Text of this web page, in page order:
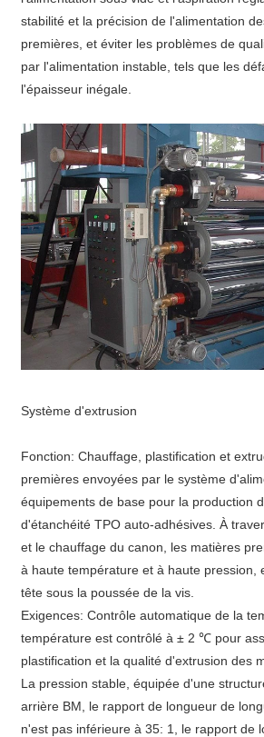
stabilité et la précision de l'alimentation
premières, et éviter les problèmes de
par l'alimentation instable, tels que les
l'épaisseur inégale.
Système d'extrusion
Fonction: Chauffage, plastification et
premières envoyées par le système
équipements de base pour la production
d'étanchéité TPO auto-adhésives. À
et le chauffage du canon, les matières
à haute température et à haute pression,
tête sous la poussée de la vis.
Exigences: Contrôle automatique de la
température est contrôlé à ± 2 ℃ pour
plastification et la qualité d'extrusion des
La pression stable, équipée d'une
arrière BM, le rapport de longueur de
n'est pas inférieure à 35: 1, le rapport de